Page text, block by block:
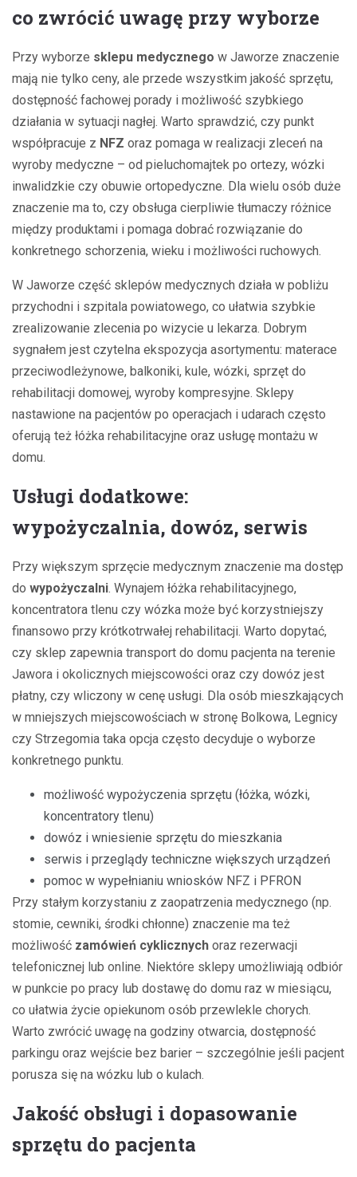
co zwrócić uwagę przy wyborze
Przy wyborze sklepu medycznego w Jaworze znaczenie
mają nie tylko ceny, ale przede wszystkim jakość sprzętu,
dostępność fachowej porady i możliwość szybkiego
działania w sytuacji nagłej. Warto sprawdzić, czy punkt
współpracuje z NFZ oraz pomaga w realizacji zleceń na
wyroby medyczne – od pieluchomajtek po ortezy, wózki
inwalidzkie czy obuwie ortopedyczne. Dla wielu osób duże
znaczenie ma to, czy obsługa cierpliwie tłumaczy różnice
między produktami i pomaga dobrać rozwiązanie do
konkretnego schorzenia, wieku i możliwości ruchowych.
W Jaworze część sklepów medycznych działa w pobliżu
przychodni i szpitala powiatowego, co ułatwia szybkie
zrealizowanie zlecenia po wizycie u lekarza. Dobrym
sygnałem jest czytelna ekspozycja asortymentu: materace
przeciwodleżynowe, balkoniki, kule, wózki, sprzęt do
rehabilitacji domowej, wyroby kompresyjne. Sklepy
nastawione na pacjentów po operacjach i udarach często
oferują też łóżka rehabilitacyjne oraz usługę montażu w
domu.
Usługi dodatkowe:
wypożyczalnia, dowóz, serwis
Przy większym sprzęcie medycznym znaczenie ma dostęp
do wypożyczalni. Wynajem łóżka rehabilitacyjnego,
koncentratora tlenu czy wózka może być korzystniejszy
finansowo przy krótkotrwałej rehabilitacji. Warto dopytać,
czy sklep zapewnia transport do domu pacjenta na terenie
Jawora i okolicznych miejscowości oraz czy dowóz jest
płatny, czy wliczony w cenę usługi. Dla osób mieszkających
w mniejszych miejscowościach w stronę Bolkowa, Legnicy
czy Strzegomia taka opcja często decyduje o wyborze
konkretnego punktu.
możliwość wypożyczenia sprzętu (łóżka, wózki,
koncentratory tlenu)
dowóz i wniesienie sprzętu do mieszkania
serwis i przeglądy techniczne większych urządzeń
pomoc w wypełnianiu wniosków NFZ i PFRON
Przy stałym korzystaniu z zaopatrzenia medycznego (np.
stomie, cewniki, środki chłonne) znaczenie ma też
możliwość zamówień cyklicznych oraz rezerwacji
telefonicznej lub online. Niektóre sklepy umożliwiają odbiór
w punkcie po pracy lub dostawę do domu raz w miesiącu,
co ułatwia życie opiekunom osób przewlekle chorych.
Warto zwrócić uwagę na godziny otwarcia, dostępność
parkingu oraz wejście bez barier – szczególnie jeśli pacjent
porusza się na wózku lub o kulach.
Jakość obsługi i dopasowanie
sprzętu do pacjenta